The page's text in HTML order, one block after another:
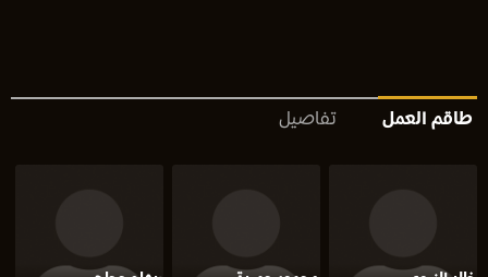
طاقم العمل تفاصيل